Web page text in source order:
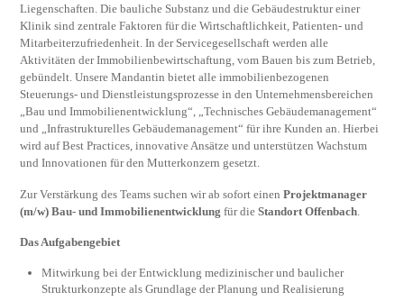
Liegenschaften. Die bauliche Substanz und die Gebäudestruktur einer
Klinik sind zentrale Faktoren für die Wirtschaftlichkeit, Patienten- und
Mitarbeiterzufriedenheit. In der Servicegesellschaft werden alle
Aktivitäten der Immobilienbewirtschaftung, vom Bauen bis zum Betrieb,
gebündelt. Unsere Mandantin bietet alle immobilienbezogenen
Steuerungs- und Dienstleistungsprozesse in den Unternehmensbereichen
„Bau und Immobilienentwicklung“, „Technisches Gebäudemanagement“
und „Infrastrukturelles Gebäudemanagement“ für ihre Kunden an. Hierbei
wird auf Best Practices, innovative Ansätze und unterstützen Wachstum
und Innovationen für den Mutterkonzern gesetzt.
Zur Verstärkung des Teams suchen wir ab sofort einenProjektmanager
(m/w) Bau- und Immobilienentwicklung für dieStandort Offenbach
Das Aufgabengebiet
Mitwirkung bei der Entwicklung medizinischer und baulicher
Strukturkonzepte als Grundlage der Planung und Realisierung